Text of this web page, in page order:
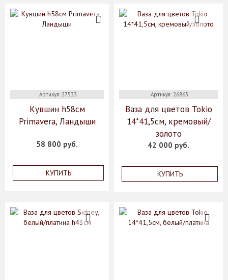
Артикул: 27533
Кувшин h58см
Primavera, Ландыши
58 800 руб.
КУПИТЬ
Артикул: 26863
Ваза для цветов Tokio
14*41,5см, кремовый/
золото
42 000 руб.
КУПИТЬ